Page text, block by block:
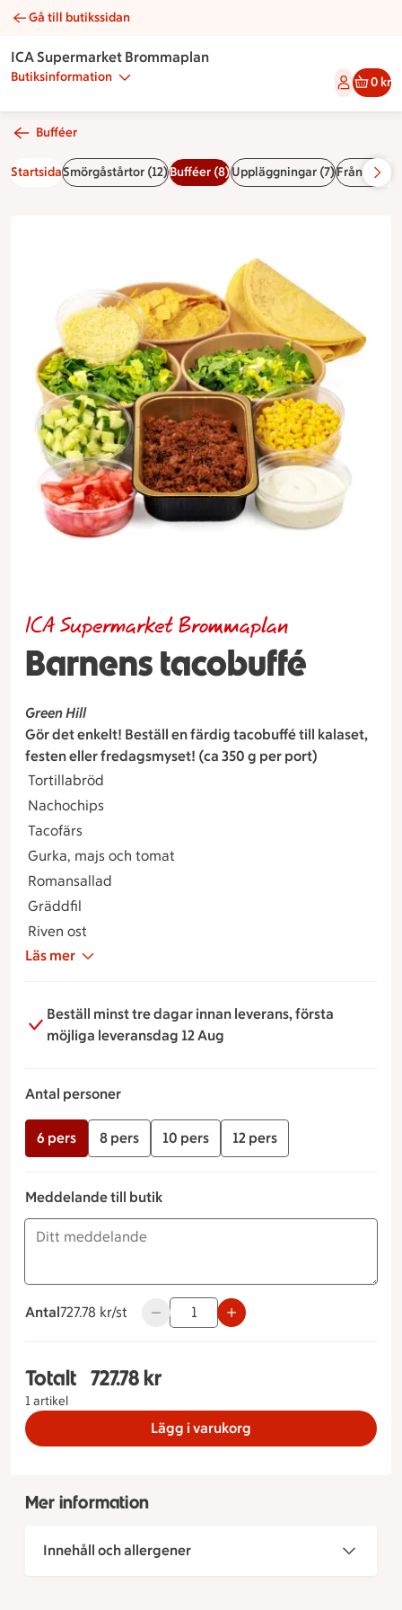
Barnens tacobuffé | Catering ICA Supermarket Brommaplan
Gå till butikssidan
ICA Supermarket Brommaplan
Butiksinformation 0 kr
Bufféer
StartsidaSmörgåstårtor (12)Bufféer (8)Uppläggningar (7)Från
Barnens tacobuffé
ICA Supermarket Brommaplan
Green Hill
Gör det enkelt! Beställ en färdig tacobuffé till kalaset,
festen eller fredagsmyset! (ca 350 g per port)
Tortillabröd
Nachochips
Tacofärs
Gurka, majs och tomat
Romansallad
Gräddfil
Riven ost
Läs mer
Beställ minst tre dagar innan leverans, första
möjliga leveransdag 12 Aug
Antal personer
6 pers 8 pers 10 pers 12 pers
Meddelande till butik
Antal
727.78 kronor styck
727.78 kr/st Använd knapparna för att minska
Totalt
1 artikel
Totalt 1 stycken Barnens Tacobuffé Antal
727.78 kr
Lägg i varukorg
Mer information
Innehåll och allergener